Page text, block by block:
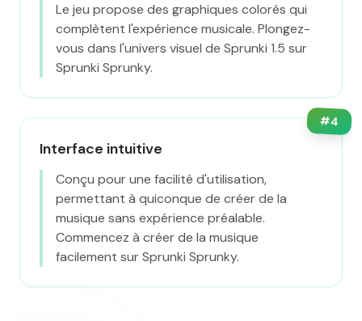
Le jeu propose des graphiques colorés qui
complètent l'expérience musicale. Plongez-
vous dans l'univers visuel de Sprunki 1.5 sur
Sprunki Sprunky.
#4
Interface intuitive
Conçu pour une facilité d'utilisation,
permettant à quiconque de créer de la
musique sans expérience préalable.
Commencez à créer de la musique
facilement sur Sprunki Sprunky.